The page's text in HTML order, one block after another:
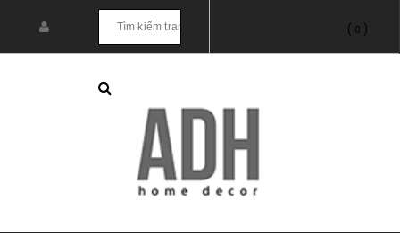
( 0 )